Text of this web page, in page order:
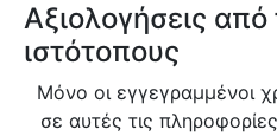
Αξιολογήσεις
ιστότοπους
Μόνο οι εγγεγραμμένοι
σε αυτές τις